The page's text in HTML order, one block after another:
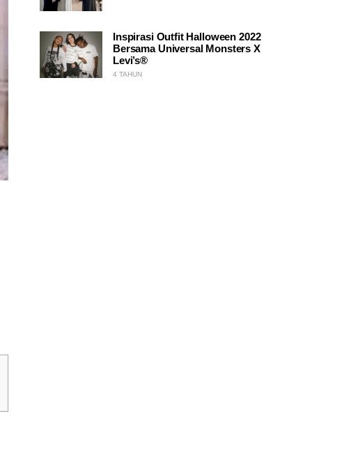
Inspirasi Outfit Halloween 2022
Bersama Universal Monsters X
Levi’s®
4 TAHUN